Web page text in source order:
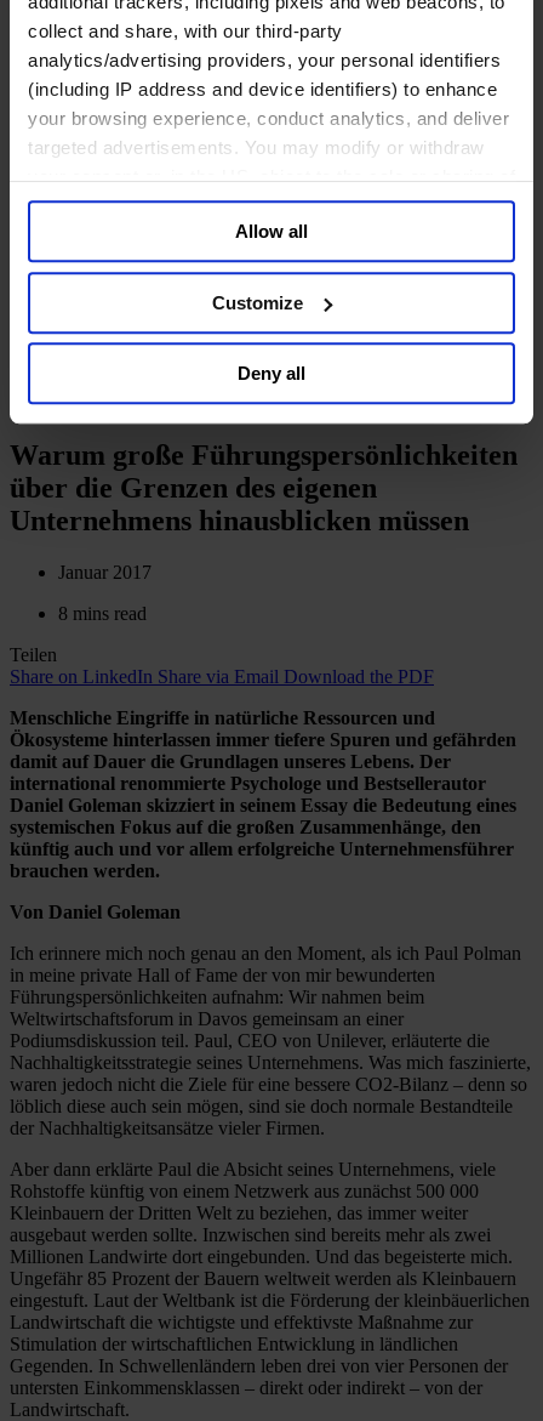
collect and share, with our third-party
analytics/advertising providers, your personal identifiers
(including IP address and device identifiers) to enhance
your browsing experience, conduct analytics, and deliver
targeted advertisements. You may modify or withdraw
your consent or, in the US, object to the sale or sharing of
your data for targeted advertising, by clicking “Do Not
Sell or Share My Personal Information” in the footer of
the website. You must opt-out of each device and each
browser. For additional information and retention terms
general collection and use of personal information see
Allow all
Customize
Deny all
Über uns
Unser Board
Join Us
Newsroom
Impact for a Better World
Careers
日本語
Leadership-Programme
Führung mit Weitsicht
Warum große Führungs­persönlich­keiten
über die Grenzen des eigenen
Unternehmens hinausblicken müssen
Januar 2017
8 mins read
Teilen
Share on LinkedIn Share via Email Download the PDF
Menschliche Eingriffe in natürliche Ressourcen und
Ökosysteme hinterlassen immer tiefere Spuren und gefährden
damit auf Dauer die Grundlagen unseres Lebens. Der
international renommierte Psychologe und Bestsellerautor
Daniel Goleman skizziert in seinem Essay die Bedeutung eines
systemischen Fokus auf die großen Zusammenhänge, den
künftig auch und vor allem erfolgreiche Unternehmensführer
brauchen werden.
Von Daniel Goleman
Ich erinnere mich noch genau an den Moment, als ich Paul Polman
in meine private Hall of Fame der von mir bewunderten
Führungspersönlichkeiten aufnahm: Wir nahmen beim
Weltwirtschaftsforum in Davos gemeinsam an einer
Podiumsdiskussion teil. Paul, CEO von Unilever, erläuterte die
Nachhaltigkeitsstrategie seines Unternehmens. Was mich faszinierte,
waren jedoch nicht die Ziele für eine bessere CO2-Bilanz – denn so
löblich diese auch sein mögen, sind sie doch normale Bestandteile
der Nachhaltigkeitsansätze vieler Firmen.
Aber dann erklärte Paul die Absicht seines Unternehmens, viele
Rohstoffe künftig von einem Netzwerk aus zunächst 500 000
Kleinbauern der Dritten Welt zu beziehen, das immer weiter
ausgebaut werden sollte. Inzwischen sind bereits mehr als zwei
Millionen Landwirte dort eingebunden. Und das begeisterte mich.
Ungefähr 85 Prozent der Bauern weltweit werden als Kleinbauern
eingestuft. Laut der Weltbank ist die Förderung der kleinbäuerlichen
Landwirtschaft die wichtigste und effektivste Maßnahme zur
Stimulation der wirtschaftlichen Entwicklung in ländlichen
Gegenden. In Schwellenländern leben drei von vier Personen der
untersten Einkommensklassen – direkt oder indirekt – von der
Landwirtschaft.